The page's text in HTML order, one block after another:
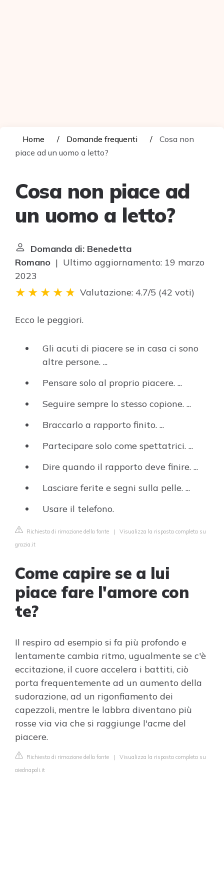
Home Domande frequenti
Cosa non
piace ad un uomo a letto?
Cosa non piace ad
un uomo a letto?
Domanda di: Benedetta
Romano | Ultimo aggiornamento: 19 marzo
2023
Valutazione: 4.7/5 (42 voti)
Ecco le peggiori.
Gli acuti di piacere se in casa ci sono
altre persone. ...
Pensare solo al proprio piacere. ...
Seguire sempre lo stesso copione. ...
Braccarlo a rapporto finito. ...
Partecipare solo come spettatrici. ...
Dire quando il rapporto deve finire. ...
Lasciare ferite e segni sulla pelle. ...
Usare il telefono.
Richiesta di rimozione della fonte | Visualizza la risposta completa su
grazia.it
Come capire se a lui
piace fare l'amore con
te?
Il respiro ad esempio si fa più profondo e
lentamente cambia ritmo, ugualmente se c'è
eccitazione, il cuore accelera i battiti, ciò
porta frequentemente ad un aumento della
sudorazione, ad un rigonfiamento dei
capezzoli, mentre le labbra diventano più
rosse via via che si raggiunge l'acme del
piacere.
Richiesta di rimozione della fonte | Visualizza la risposta completa su
aiednapoli.it